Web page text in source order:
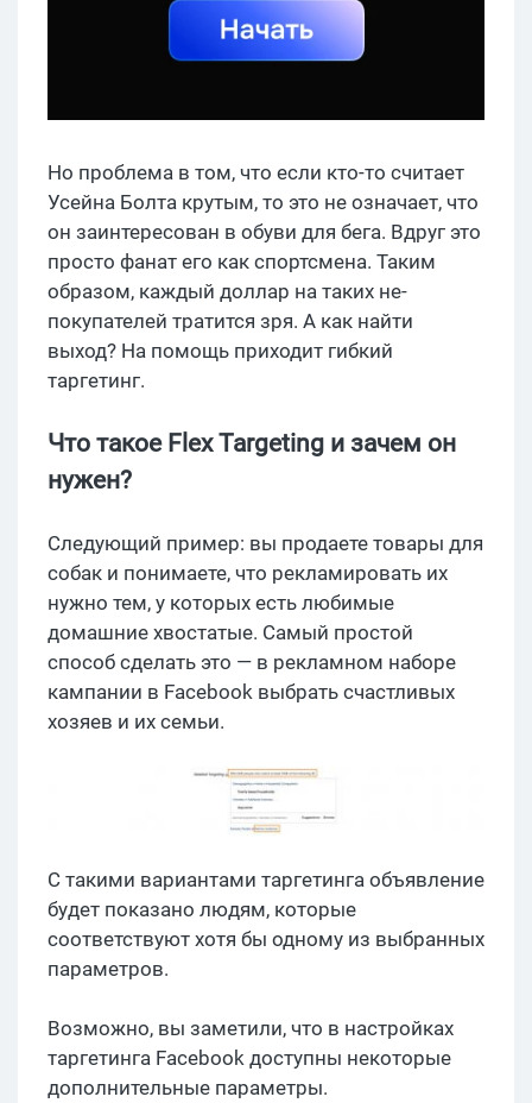
Но проблема в том, что если кто-то считает
Усейна Болта крутым, то это не означает, что
он заинтересован в обуви для бега. Вдруг это
просто фанат его как спортсмена. Таким
образом, каждый доллар на таких не-
покупателей тратится зря. А как найти
выход? На помощь приходит гибкий
таргетинг.
Что такое Flex Targeting и зачем он
нужен?
Следующий пример: вы продаете товары для
собак и понимаете, что рекламировать их
нужно тем, у которых есть любимые
домашние хвостатые. Самый простой
способ сделать это — в рекламном наборе
кампании в Facebook выбрать счастливых
хозяев и их семьи.
С такими вариантами таргетинга объявление
будет показано людям, которые
соответствуют хотя бы одному из выбранных
параметров.
Возможно, вы заметили, что в настройках
таргетинга Facebook доступны некоторые
дополнительные параметры.